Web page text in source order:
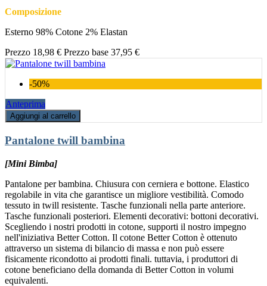
Composizione
Esterno 98% Cotone 2% Elastan
Prezzo 18,98 € Prezzo base 37,95 €
-50%
Anteprima
Aggiungi al carrello
Pantalone twill bambina
[Mini Bimba]
Pantalone per bambina. Chiusura con cerniera e bottone. Elastico
regolabile in vita che garantisce un migliore vestibilità. Comodo
tessuto in twill resistente. Tasche funzionali nella parte anteriore.
Tasche funzionali posteriori. Elementi decorativi: bottoni decorativi.
Scegliendo i nostri prodotti in cotone, supporti il nostro impegno
nell'iniziativa Better Cotton. Il cotone Better Cotton è ottenuto
attraverso un sistema di bilancio di massa e non può essere
fisicamente ricondotto ai prodotti finali. tuttavia, i produttori di
cotone beneficiano della domanda di Better Cotton in volumi
equivalenti.